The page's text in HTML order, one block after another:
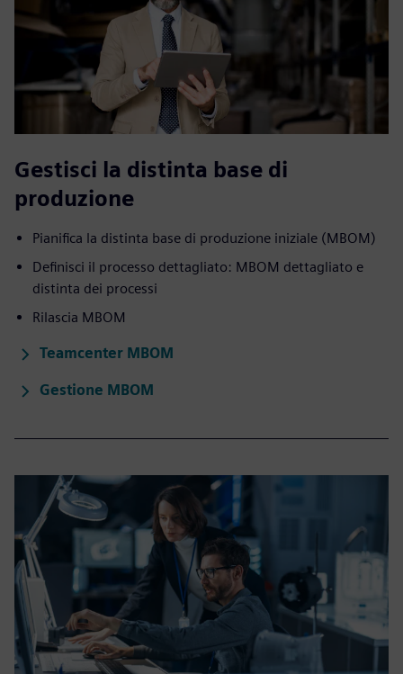
Gestisci la distinta base di
produzione
Pianifica la distinta base di produzione iniziale (MBOM)
Definisci il processo dettagliato: MBOM dettagliato e
distinta dei processi
Rilascia MBOM
Teamcenter MBOM
Gestione MBOM